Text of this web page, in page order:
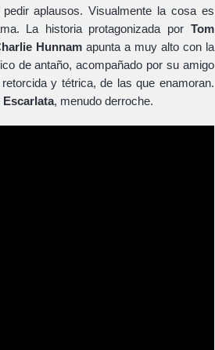
aplausos. Visualmente la cosa es
La historia protagonizada por Tom
Hunnam apunta a muy alto con la
de antaño, acompañado por su amigo
y tétrica, de las que enamoran.
Escarlata, menudo derroche.